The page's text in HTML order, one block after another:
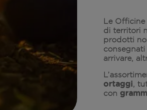
Le
di territori
prodotti
arrivare,
ortaggi,
con